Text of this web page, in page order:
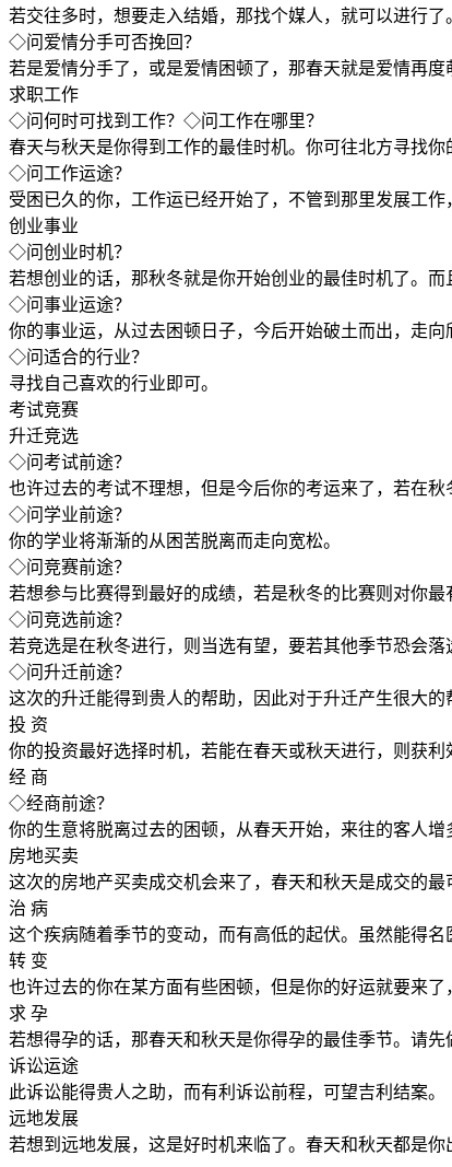
若交往多时，想要走入结婚，那找个媒人，就可以进行了
◇问爱情分手可否挽回？
若是爱情分手了，或是爱情困顿了，那春天就是爱情再
求职工作
◇问何时可找到工作？◇问工作在哪里？
春天与秋天是你得到工作的最佳时机。你可往北方寻找你
◇问工作运途？
受困已久的你，工作运已经开始了，不管到那里发展工作
创业事业
◇问创业时机？
若想创业的话，那秋冬就是你开始创业的最佳时机了。而
◇问事业运途？
你的事业运，从过去困顿日子，今后开始破土而出，走
◇问适合的行业？
寻找自己喜欢的行业即可。
考试竞赛
升迁竞选
◇问考试前途？
也许过去的考试不理想，但是今后你的考运来了，若在
◇问学业前途？
你的学业将渐渐的从困苦脱离而走向宽松。
◇问竞赛前途？
若想参与比赛得到最好的成绩，若是秋冬的比赛则对你
◇问竞选前途？
若竞选是在秋冬进行，则当选有望，要若其他季节恐会落
◇问升迁前途？
这次的升迁能得到贵人的帮助，因此对于升迁产生很大
投 资
你的投资最好选择时机，若能在春天或秋天进行，则获利
经 商
◇经商前途？
你的生意将脱离过去的困顿，从春天开始，来往的客人增
房地买卖
这次的房地产买卖成交机会来了，春天和秋天是成交的最
治 病
这个疾病随着季节的变动，而有高低的起伏。虽然能得
转 变
也许过去的你在某方面有些困顿，但是你的好运就要来
求 孕
若想得孕的话，那春天和秋天是你得孕的最佳季节。请先
诉讼运途
此诉讼能得贵人之助，而有利诉讼前程，可望吉利结案。
远地发展
若想到远地发展，这是好时机来临了。春天和秋天都是你